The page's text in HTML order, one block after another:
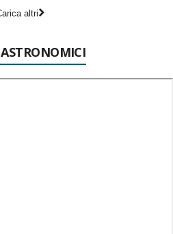
altri